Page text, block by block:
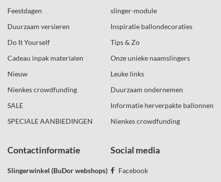
Feestdagen
Duurzaam versieren
Do It Yourself
Cadeau inpak materialen
Nieuw
Nienkes crowdfunding
SALE
SPECIALE AANBIEDINGEN
slinger-module
Inspiratie ballondecoraties
Tips & Zo
Onze unieke naamslingers
Leuke links
Duurzaam ondernemen
Informatie herverpakte ballonnen
Nienkes crowdfunding
Contactinformatie
Slingerwinkel (BuDor webshops)
Social media
Facebook